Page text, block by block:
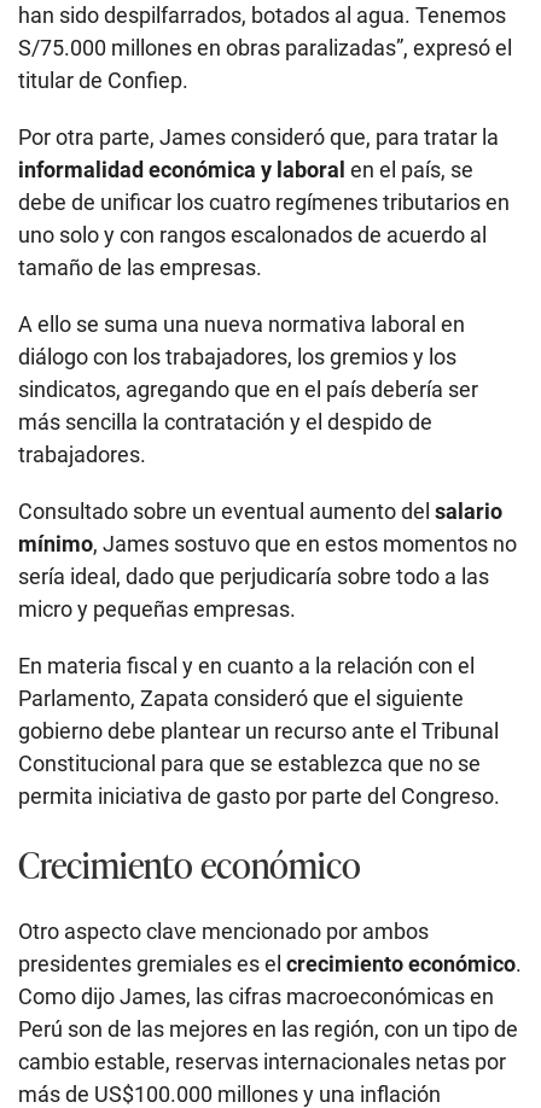
han sido despilfarrados, botados al agua. Tenemos
S/75.000 millones en obras paralizadas”, expresó el
titular de Confiep.
Por otra parte, James consideró que, para tratar la
informalidad económica y laboral en el país, se
debe de unificar los cuatro regímenes tributarios en
uno solo y con rangos escalonados de acuerdo al
tamaño de las empresas.
A ello se suma una nueva normativa laboral en
diálogo con los trabajadores, los gremios y los
sindicatos, agregando que en el país debería ser
más sencilla la contratación y el despido de
trabajadores.
Consultado sobre un eventual aumento del salario
mínimo, James sostuvo que en estos momentos no
sería ideal, dado que perjudicaría sobre todo a las
micro y pequeñas empresas.
En materia fiscal y en cuanto a la relación con el
Parlamento, Zapata consideró que el siguiente
gobierno debe plantear un recurso ante el Tribunal
Constitucional para que se establezca que no se
permita iniciativa de gasto por parte del Congreso.
Crecimiento económico
Otro aspecto clave mencionado por ambos
presidentes gremiales es el crecimiento económico.
Como dijo James, las cifras macroeconómicas en
Perú son de las mejores en las región, con un tipo de
cambio estable, reservas internacionales netas por
más de US$100.000 millones y una inflación